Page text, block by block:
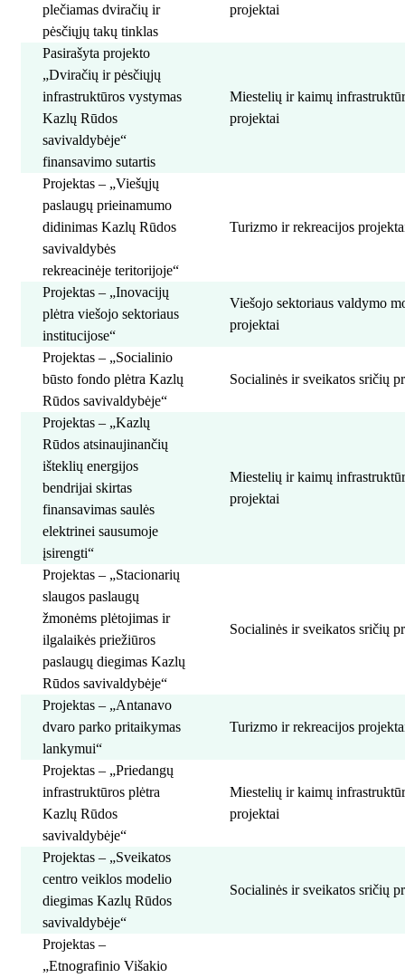
plečiamas dviračių ir
pėsčiųjų takų tinklas
projektai
Pasirašyta projekto
„Dviračių ir pėsčiųjų
infrastruktūros vystymas
Kazlų Rūdos
savivaldybėje“
finansavimo sutartis
Miestelių ir kaimų
projektai
Projektas – „Viešųjų
paslaugų prieinamumo
didinimas Kazlų Rūdos
savivaldybės
rekreacinėje teritorijoje“
Turizmo ir rekreacijos
Projektas – „Inovacijų
plėtra viešojo sektoriaus
institucijose“
Viešojo sektoriaus valdymo
projektai
Projektas – „Socialinio
būsto fondo plėtra Kazlų
Rūdos savivaldybėje“
Socialinės ir sveikatos sričių
Projektas – „Kazlų
Rūdos atsinaujinančių
išteklių energijos
bendrijai skirtas
finansavimas saulės
elektrinei sausumoje
įsirengti“
Miestelių ir kaimų
projektai
Projektas – „Stacionarių
slaugos paslaugų
žmonėms plėtojimas ir
ilgalaikės priežiūros
paslaugų diegimas Kazlų
Rūdos savivaldybėje“
Socialinės ir sveikatos sričių
Projektas – „Antanavo
dvaro parko pritaikymas
lankymui“
Turizmo ir rekreacijos
Projektas – „Priedangų
infrastruktūros plėtra
Kazlų Rūdos
savivaldybėje“
Miestelių ir kaimų
projektai
Projektas – „Sveikatos
centro veiklos modelio
diegimas Kazlų Rūdos
savivaldybėje“
Socialinės ir sveikatos sričių
Projektas –
„Etnografinio Višakio